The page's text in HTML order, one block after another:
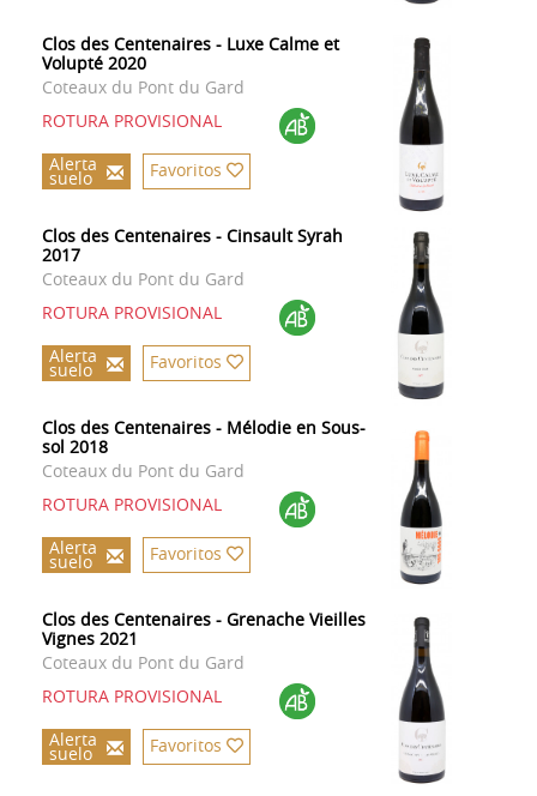
Clos des Centenaires - Luxe Calme et
Volupté 2020
Coteaux du Pont du Gard
ROTURA PROVISIONAL
Alerta
suelo Favoritos
Clos des Centenaires - Cinsault Syrah
2017
Coteaux du Pont du Gard
ROTURA PROVISIONAL
Alerta
suelo Favoritos
Clos des Centenaires - Mélodie en Sous-
sol 2018
Coteaux du Pont du Gard
ROTURA PROVISIONAL
Alerta
suelo Favoritos
Clos des Centenaires - Grenache Vieilles
Vignes 2021
Coteaux du Pont du Gard
ROTURA PROVISIONAL
Alerta
suelo Favoritos